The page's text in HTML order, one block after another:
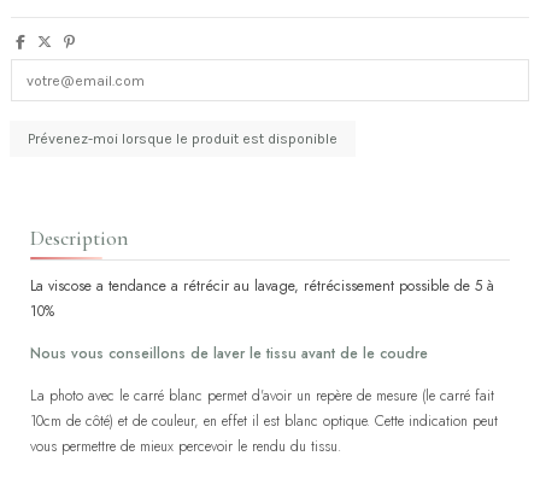
Description
La viscose a tendance a rétrécir au lavage, rétrécissement possible de 5 à
10%
Nous vous conseillons de laver le tissu avant de le coudre
La photo avec le carré blanc permet d'avoir un repère de mesure (le carré fait
10cm de côté) et de couleur, en effet il est blanc optique. Cette indication peut
vous permettre de mieux percevoir le rendu du tissu.